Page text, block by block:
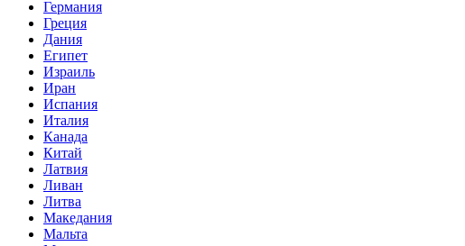
Германия
Греция
Дания
Египет
Израиль
Иран
Испания
Италия
Канада
Китай
Латвия
Ливан
Литва
Македания
Мальта